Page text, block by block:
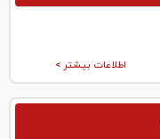
اطلاعات بیشتر >